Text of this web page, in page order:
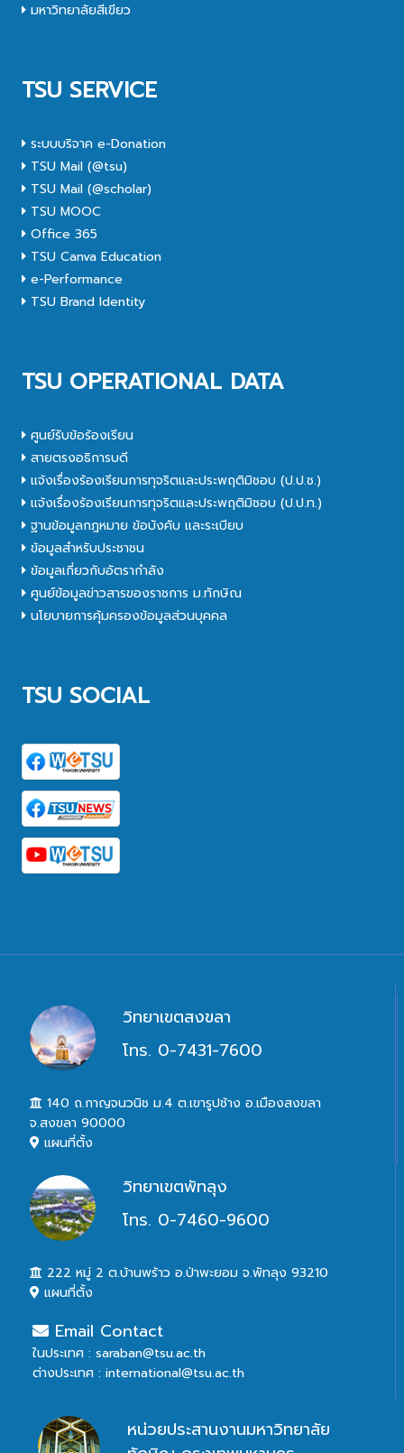
มหาวิทยาลัยสีเขียว
TSU SERVICE
ระบบบริจาค e-Donation
TSU Mail (@tsu)
TSU Mail (@scholar)
TSU MOOC
Office 365
TSU Canva Education
e-Performance
TSU Brand Identity
TSU OPERATIONAL DATA
ศูนย์รับข้อร้องเรียน
สายตรงอธิการบดี
แจ้งเรื่องร้องเรียนการทุจริตและประพฤติมิชอบ (ป.ป.ช.)
แจ้งเรื่องร้องเรียนการทุจริตและประพฤติมิชอบ (ป.ป.ท.)
ฐานข้อมูลกฎหมาย ข้อบังคับ และระเบียบ
ข้อมูลสำหรับประชาชน
ข้อมูลเกี่ยวกับอัตรากำลัง
ศูนย์ข้อมูลข่าวสารของราชการ ม.ทักษิณ
นโยบายการคุ้มครองข้อมูลส่วนบุคคล
TSU SOCIAL
วิทยาเขตสงขลา
โทร. 0-7431-7600
140 ถ.กาญจนวนิช ม.4 ต.เขารูปช้าง อ.เมืองสงขลา
จ.สงขลา 90000
แผนที่ตั้ง
วิทยาเขตพัทลุง
โทร. 0-7460-9600
222 หมู่ 2 ต.บ้านพร้าว อ.ป่าพะยอม จ.พัทลุง 93210
แผนที่ตั้ง
Email Contact
ในประเทศ : saraban@tsu.ac.th
ต่างประเทศ : international@tsu.ac.th
หน่วยประสานงานมหาวิทยาลัย